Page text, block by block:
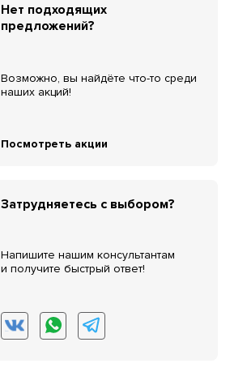
Нет подходящих
предложений?
Возможно, вы найдёте что-то среди
наших акций!
Посмотреть акции
Затрудняетесь с выбором?
Напишите нашим консультантам
и получите быстрый ответ!